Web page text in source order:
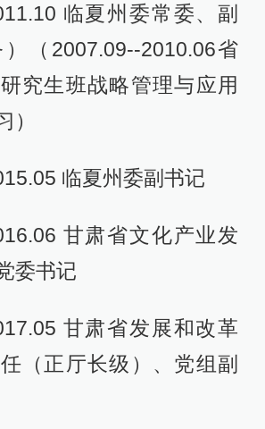
临夏州委常委、副
（2007.09--2010.06省
究生班战略管理与应用
）
临夏州委副书记
甘肃省文化产业发
委书记
甘肃省发展和改革
（正厅长级）、党组副